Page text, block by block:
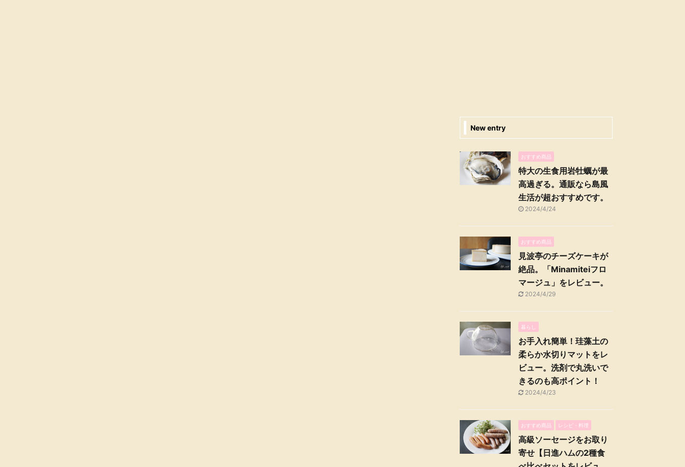
New entry
おすすめ商品
特大の生食用岩牡蠣が最
高過ぎる。通販なら島風
生活が超おすすめです。
2024/4/24
おすすめ商品
見波亭のチーズケーキが
絶品。「Minamiteiフロ
マージュ」をレビュー。
2024/4/29
暮らし
お手入れ簡単！珪藻土の
柔らか水切りマットをレ
ビュー。洗剤で丸洗いで
きるのも高ポイント！
2024/4/23
おすすめ商品 レシピ・料理
高級ソーセージをお取り
寄せ【日進ハムの2種食